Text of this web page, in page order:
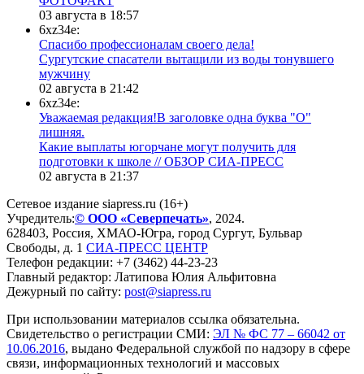
03 августа в 18:57
6xz34e:
Спасибо профессионалам своего дела!
Сургутские спасатели вытащили из воды тонувшего
мужчину
02 августа в 21:42
6xz34e:
Уважаемая редакция!В заголовке одна буква "О"
лишняя.
Какие выплаты югорчане могут получить для
подготовки к школе // ОБЗОР СИА-ПРЕСС
02 августа в 21:37
Сетевое издание siapress.ru (16+)
Учредитель:© ООО «Северпечать», 2024.
628403, Россия, ХМАО-Югра, город Сургут, Бульвар
Свободы, д. 1 СИА-ПРЕСС ЦЕНТР
Телефон редакции: +7 (3462) 44-23-23
Главный редактор: Латипова Юлия Альфитовна
Дежурный по сайту: post@siapress.ru
При использовании материалов ссылка обязательна.
Свидетельство о регистрации СМИ: ЭЛ № ФС 77 – 66042 от
10.06.2016, выдано Федеральной службой по надзору в сфере
связи, информационных технологий и массовых